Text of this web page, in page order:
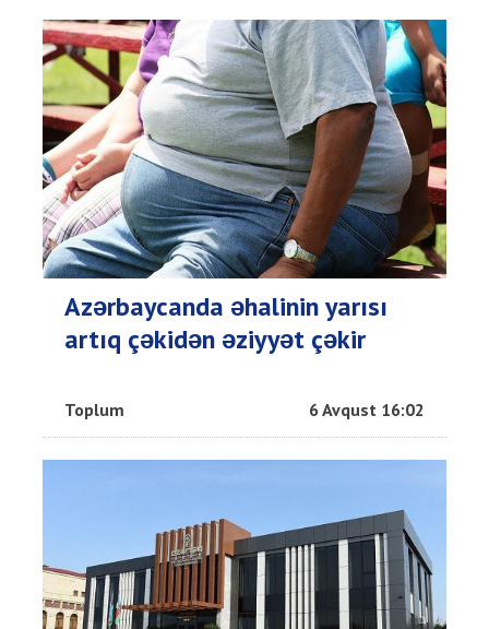
Azərbaycanda əhalinin yarısı
artıq çəkidən əziyyət çəkir
Toplum 6 Avqust 16:02